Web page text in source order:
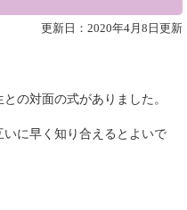
更新日：2020年4月8日更新
の対面の式がありました。
に早く知り合えるとよいで